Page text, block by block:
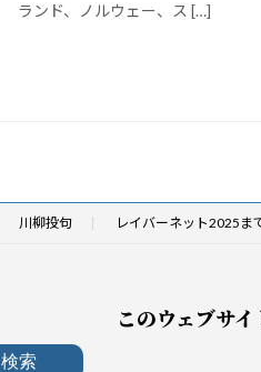
ランド、ノルウェー、ス […]
川柳投句 レイバーネット2025ま
検索
このウェブサ